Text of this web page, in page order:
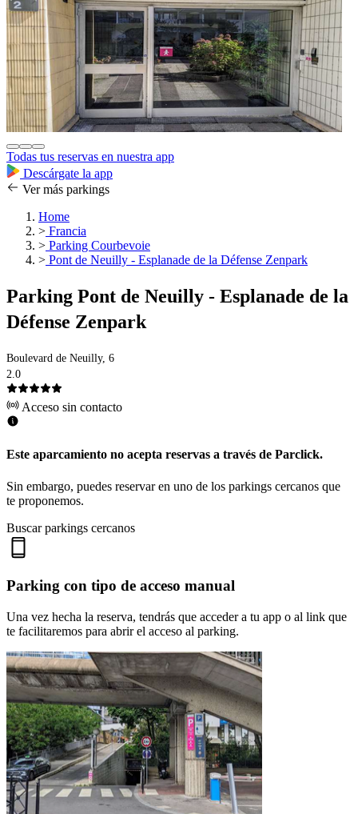
Todas tus reservas en nuestra app
Descárgate la app
Ver más parkings
Home
> Francia
> Parking Courbevoie
> Pont de Neuilly - Esplanade de la Défense Zenpark
Parking Pont de Neuilly - Esplanade de la
Défense Zenpark
Boulevard de Neuilly, 6
2.0
Acceso sin contacto
Este aparcamiento no acepta reservas a través de Parclick.
Sin embargo, puedes reservar en uno de los parkings cercanos que
te proponemos.
Buscar parkings cercanos
Parking con tipo de acceso manual
Una vez hecha la reserva, tendrás que acceder a tu app o al link que
te facilitaremos para abrir el acceso al parking.